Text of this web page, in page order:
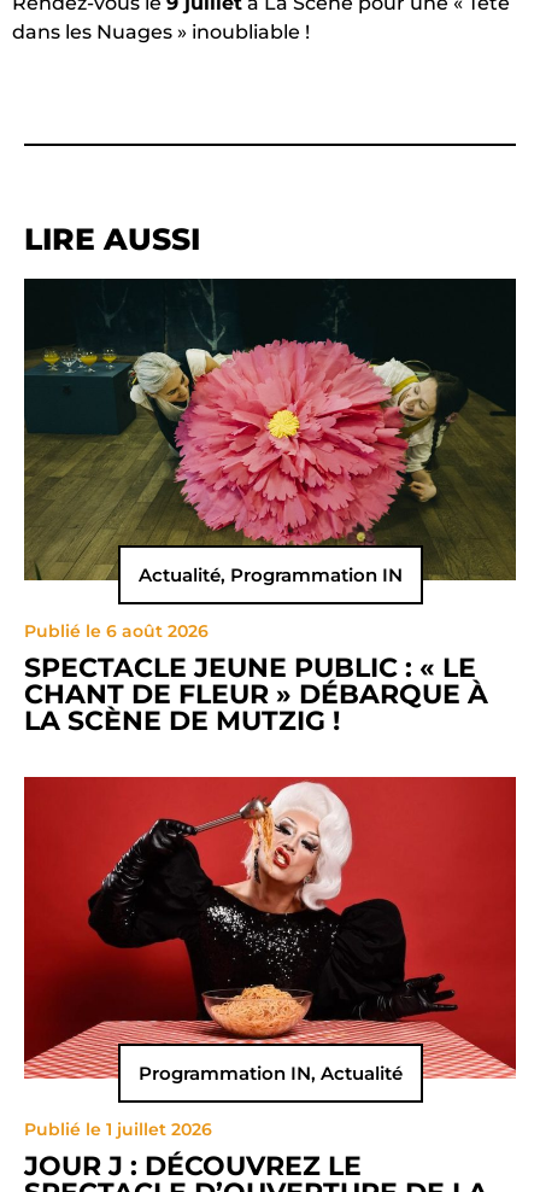
dans les Nuages » inoubliable !
LIRE AUSSI
Actualité, Programmation IN
Publié le 6 août 2026
SPECTACLE JEUNE PUBLIC : « LE
CHANT DE FLEUR » DÉBARQUE À
LA SCÈNE DE MUTZIG !
Programmation IN, Actualité
Publié le 1 juillet 2026
JOUR J : DÉCOUVREZ LE